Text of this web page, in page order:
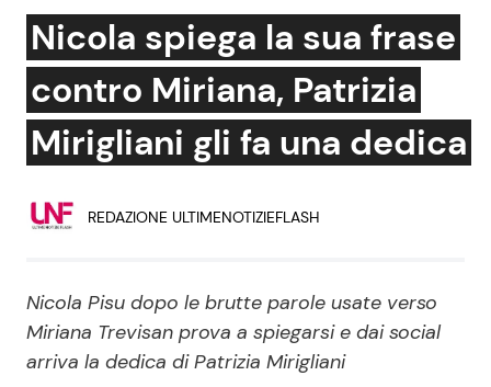
News e Cronaca
Attualità Italiana
Persone Scomparse
Politica
Gossip e TV
Bellezze VIP
Programmi TV
Reality e Talent
Nicola spiega la sua frase
contro Miriana, Patrizia
Mirigliani gli fa una dedica
REDAZIONE ULTIMENOTIZIEFLASH
Nicola Pisu dopo le brutte parole usate verso
Miriana Trevisan prova a spiegarsi e dai social
arriva la dedica di Patrizia Mirigliani